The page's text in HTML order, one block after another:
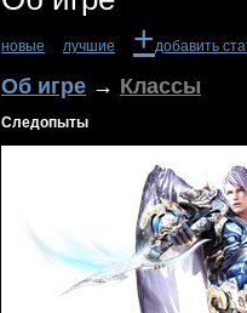
новые лучшие +добавить
Об игре → Классы
Следопыты